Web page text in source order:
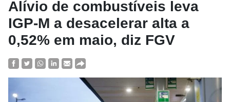
Alívio de combustíveis leva
IGP-M a desacelerar alta a
0,52% em maio, diz FGV